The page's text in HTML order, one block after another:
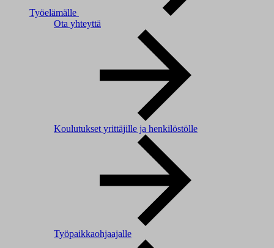
Työelämälle
Ota yhteyttä
Koulutukset yrittäjille ja henkilöstölle
Työpaikkaohjaajalle